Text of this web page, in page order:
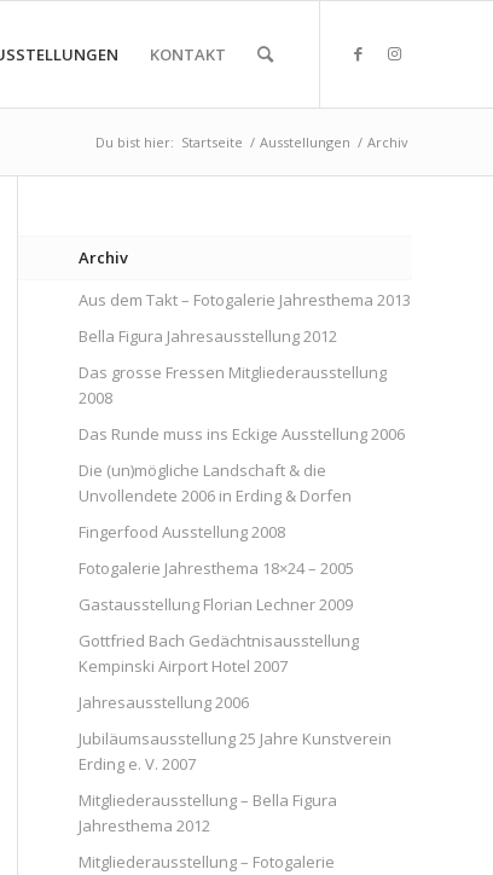
KONTAKT
Du bist hier: Startseite / Ausstellungen / Archiv
Archiv
Aus dem Takt – Fotogalerie Jahresthema 2013
Bella Figura Jahresausstellung 2012
Das grosse Fressen Mitgliederausstellung
2008
Das Runde muss ins Eckige Ausstellung 2006
Die (un)mögliche Landschaft & die
Unvollendete 2006 in Erding & Dorfen
Fingerfood Ausstellung 2008
Fotogalerie Jahresthema 18×24 – 2005
Gastausstellung Florian Lechner 2009
Gottfried Bach Gedächtnisausstellung
Kempinski Airport Hotel 2007
Jahresausstellung 2006
Jubiläumsausstellung 25 Jahre Kunstverein
Erding e. V. 2007
Mitgliederausstellung – Bella Figura
Jahresthema 2012
Mitgliederausstellung – Fotogalerie